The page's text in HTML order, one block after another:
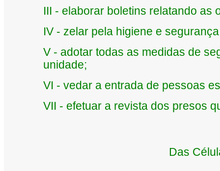
III - elaborar boletins relatando as
IV - zelar pela higiene e
V - adotar todas as medidas de
unidade;
VI - vedar a entrada de pessoas
VII - efetuar a revista dos presos
Das